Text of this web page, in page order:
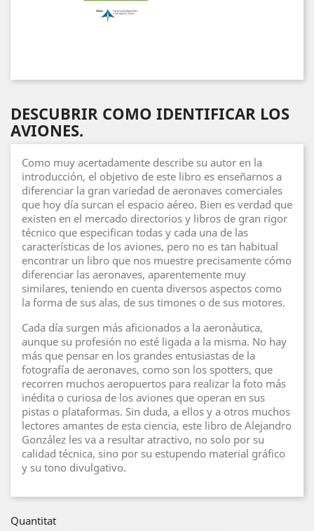
DESCUBRIR COMO IDENTIFICAR LOS
AVIONES.
Como muy acertadamente describe su autor en la
introducción, el objetivo de este libro es enseñarnos a
diferenciar la gran variedad de aeronaves comerciales
que hoy día surcan el espacio aéreo. Bien es verdad que
existen en el mercado directorios y libros de gran rigor
técnico que especifican todas y cada una de las
características de los aviones, pero no es tan habitual
encontrar un libro que nos muestre precisamente cómo
diferenciar las aeronaves, aparentemente muy
similares, teniendo en cuenta diversos aspectos como
la forma de sus alas, de sus timones o de sus motores.
Cada día surgen más aficionados a la aeronáutica,
aunque su profesión no esté ligada a la misma. No hay
más que pensar en los grandes entusiastas de la
fotografía de aeronaves, como son los spotters, que
recorren muchos aeropuertos para realizar la foto más
inédita o curiosa de los aviones que operan en sus
pistas o plataformas. Sin duda, a ellos y a otros muchos
lectores amantes de esta ciencia, este libro de Alejandro
González les va a resultar atractivo, no solo por su
calidad técnica, sino por su estupendo material gráfico
y su tono divulgativo.
Quantitat